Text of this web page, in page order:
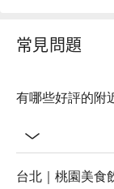
常見問題
有哪些好評的附
台北｜桃園美食